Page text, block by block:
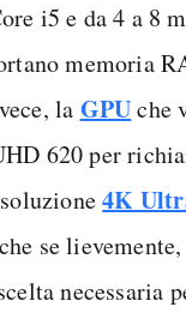
i5 e da 4 a 8
memoria
la GPUche
620 per
4K
se
necessaria